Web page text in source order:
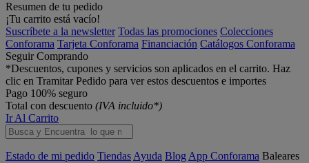
Resumen de tu pedido
¡Tu carrito está vacío!
Suscríbete a la newsletter Todas las promociones Colecciones
Conforama Tarjeta Conforama Financiación Catálogos Conforama
Seguir Comprando
*Descuentos, cupones y servicios son aplicados en el carrito. Haz
clic en Tramitar Pedido para ver estos descuentos e importes
Pago 100% seguro
Total con descuento (IVA incluido*)
Ir Al Carrito
Estado de mi pedido Tiendas Ayuda Blog App Conforama Baleares